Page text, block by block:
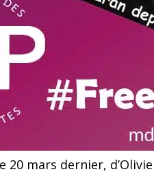
mars dernier,